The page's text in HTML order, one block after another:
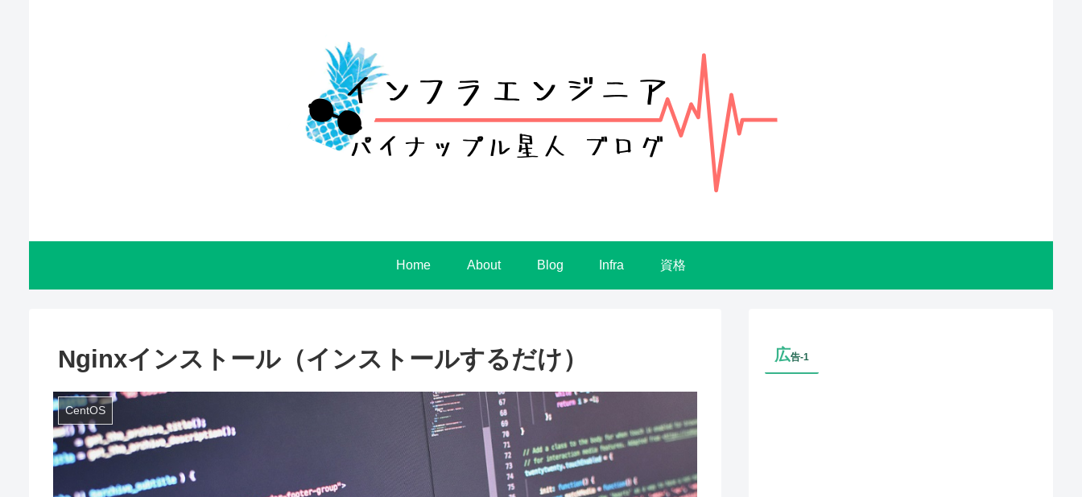
Home About Blog Infra 資格
Nginxインストール（インストールするだけ）
CentOS
広告-1